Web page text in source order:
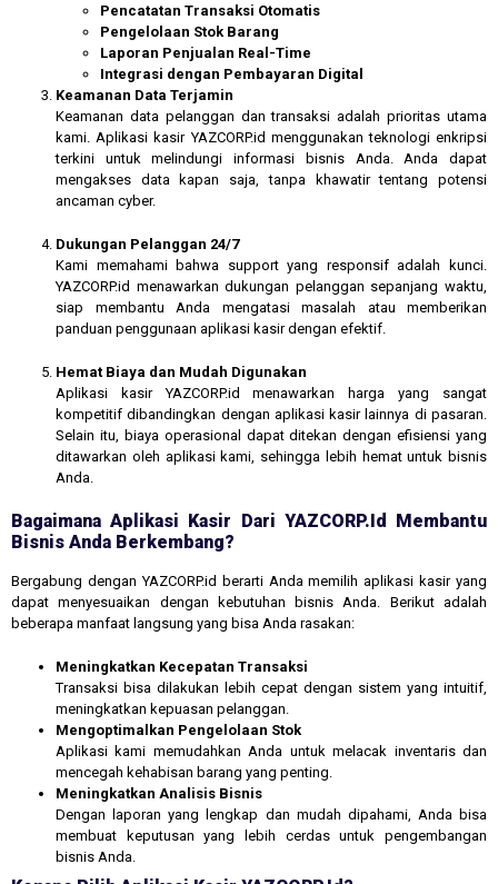
Pencatatan Transaksi Otomatis
Pengelolaan Stok Barang
Laporan Penjualan Real-Time
Integrasi dengan Pembayaran Digital
Keamanan Data Terjamin
Keamanan data pelanggan dan transaksi adalah prioritas utama
kami. Aplikasi kasir YAZCORP.id menggunakan teknologi enkripsi
terkini untuk melindungi informasi bisnis Anda. Anda dapat
mengakses data kapan saja, tanpa khawatir tentang potensi
ancaman cyber.
Dukungan Pelanggan 24/7
Kami memahami bahwa support yang responsif adalah kunci.
YAZCORP.id menawarkan dukungan pelanggan sepanjang waktu,
siap membantu Anda mengatasi masalah atau memberikan
panduan penggunaan aplikasi kasir dengan efektif.
Hemat Biaya dan Mudah Digunakan
Aplikasi kasir YAZCORP.id menawarkan harga yang sangat
kompetitif dibandingkan dengan aplikasi kasir lainnya di pasaran.
Selain itu, biaya operasional dapat ditekan dengan efisiensi yang
ditawarkan oleh aplikasi kami, sehingga lebih hemat untuk bisnis
Anda.
Bagaimana Aplikasi Kasir Dari YAZCORP.id Membantu
Bisnis Anda Berkembang?
Bergabung dengan YAZCORP.id berarti Anda memilih aplikasi kasir yang
dapat menyesuaikan dengan kebutuhan bisnis Anda. Berikut adalah
beberapa manfaat langsung yang bisa Anda rasakan:
Meningkatkan Kecepatan Transaksi
Transaksi bisa dilakukan lebih cepat dengan sistem yang intuitif,
meningkatkan kepuasan pelanggan.
Mengoptimalkan Pengelolaan Stok
Aplikasi kami memudahkan Anda untuk melacak inventaris dan
mencegah kehabisan barang yang penting.
Meningkatkan Analisis Bisnis
Dengan laporan yang lengkap dan mudah dipahami, Anda bisa
membuat keputusan yang lebih cerdas untuk pengembangan
bisnis Anda.